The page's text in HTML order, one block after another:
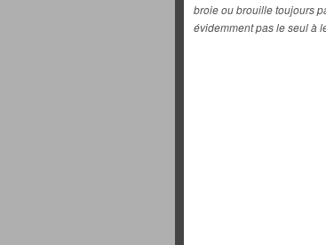
broie ou brouille toujours
évidemment pas le seul à